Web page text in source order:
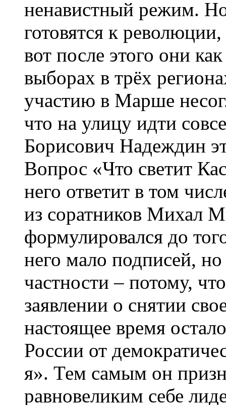
ненавистный режим.
готовятся к
вот после этого они
выборах в трёх
участию в Марше
что на улицу идти
Борисович Надеждин
Вопрос «Что светит
него ответит в том
из соратников Михал
формулировался до
него мало подписей,
частности – потому,
заявлении о снятии
настоящее время
России от
я». Тем самым он
равновеликим себе